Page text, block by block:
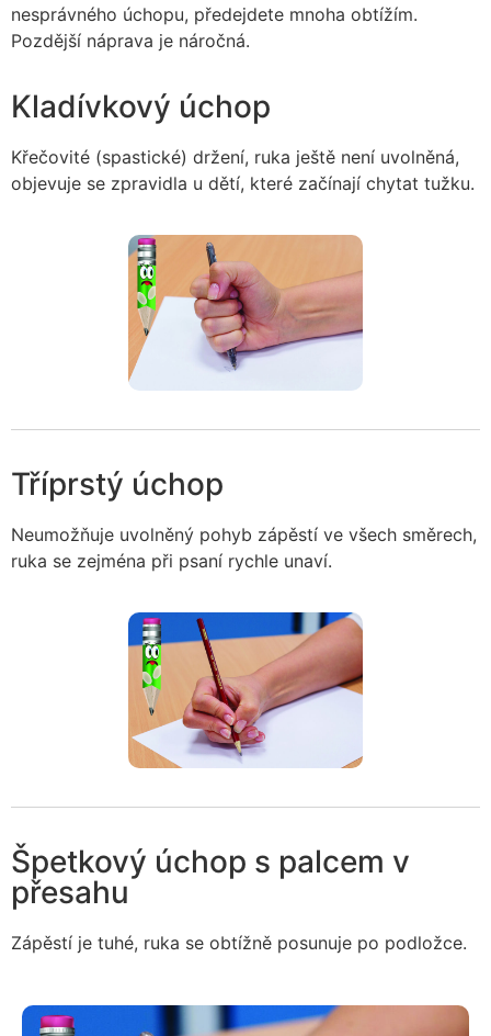
nesprávného úchopu, předejdete mnoha obtížím.
Pozdější náprava je náročná.
Kladívkový úchop
Křečovité (spastické) držení, ruka ještě není uvolněná,
objevuje se zpravidla u dětí, které začínají chytat tužku.
Tříprstý úchop
Neumožňuje uvolněný pohyb zápěstí ve všech směrech,
ruka se zejména při psaní rychle unaví.
Špetkový úchop s palcem v
přesahu
Zápěstí je tuhé, ruka se obtížně posunuje po podložce.